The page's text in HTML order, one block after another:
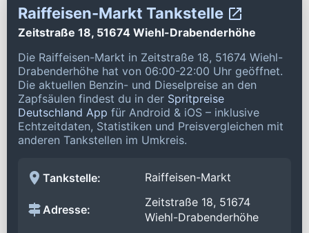
Raiffeisen-Markt Tankstelle
Zeitstraße 18, 51674 Wiehl-Drabenderhöhe
Die Raiffeisen-Markt in Zeitstraße 18, 51674 Wiehl-
Drabenderhöhe hat von 06:00-22:00 Uhr geöffnet.
Die aktuellen Benzin- und Dieselpreise an den
Zapfsäulen findest du in der Spritpreise
Deutschland App für Android & iOS – inklusive
Echtzeitdaten, Statistiken und Preisvergleichen mit
anderen Tankstellen im Umkreis.
Tankstelle: Raiffeisen-Markt
Adresse:
Zeitstraße 18, 51674
Wiehl-Drabenderhöhe